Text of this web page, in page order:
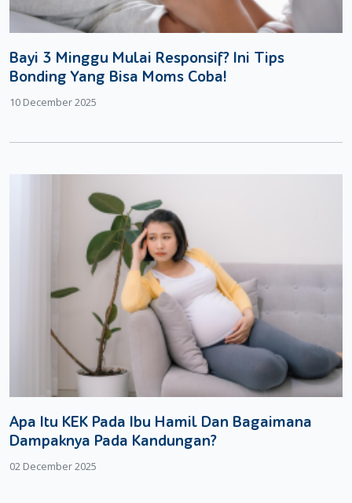
Bayi 3 Minggu Mulai Responsif? Ini Tips
Bonding Yang Bisa Moms Coba!
10 December 2025
Apa Itu KEK Pada Ibu Hamil Dan Bagaimana
Dampaknya Pada Kandungan?
02 December 2025